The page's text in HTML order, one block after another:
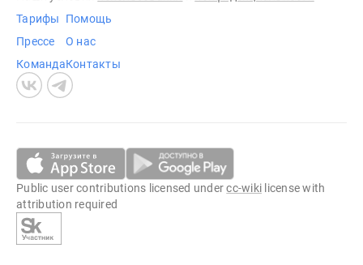
Тарифы
Прессе
Команда
Помощь
О нас
Контакты
Public user contributions licensed undercc-wiki license with
attribution required